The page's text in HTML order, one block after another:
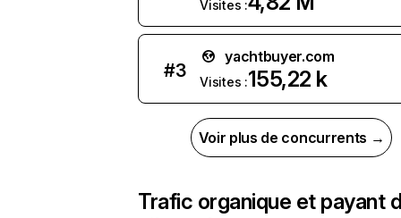
Visites :
#3
yachtbuyer.com
Visites :155,22 k
Voir plus de concurrents →
Trafic organique et payant